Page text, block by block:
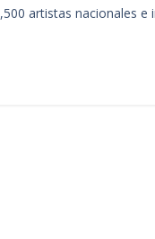
artistas nacionales